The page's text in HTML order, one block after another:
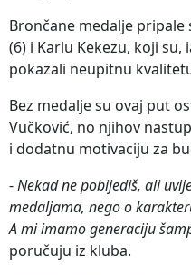
Brončane medalje pripale
(6) i Karlu Kekezu, koji
pokazali neupitnu
Bez medalje su ovaj put
Vučković, no njihov
i dodatnu motivaciju za
-Nekad ne pobijediš, ali
medaljama, nego o
A mi imamo generaciju
poručuju iz kluba.